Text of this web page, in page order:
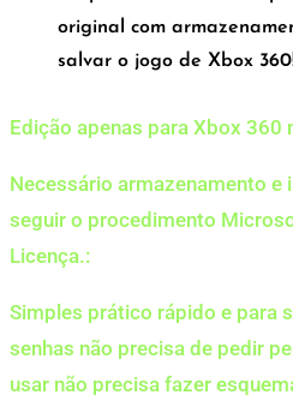
original com
salvar o jogo de Xbox
Edição apenas para Xbox
Necessário armazenamento e
seguir o procedimento
Licença.:
Simples prático rápido e para
senhas não precisa de pedir
usar não precisa fazer